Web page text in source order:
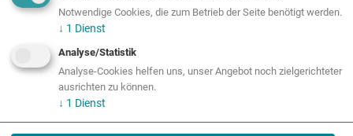
Notwendige Cookies, die zum Betrieb der Seite benötigt werden.
↓ 1 Dienst
Analyse/Statistik
Analyse-Cookies helfen uns, unser Angebot noch zielgerichteter
ausrichten zu können.
↓ 1 Dienst
Neben der Vorstellung des
Fragen direkt mit den
anderen MINT-Regionen